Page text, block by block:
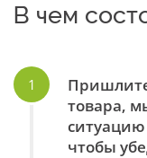
В чем
товара,
ситуацию
чтобы